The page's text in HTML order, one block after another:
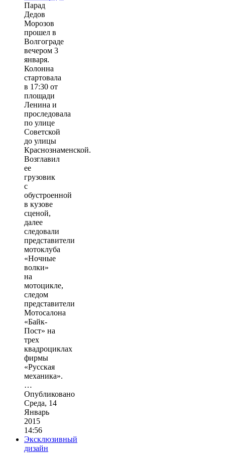
Парад
Дедов
Морозов
прошел в
Волгограде
вечером 3
января.
Колонна
стартовала
в 17:30 от
площади
Ленина и
проследовала
по улице
Советской
до улицы
Краснознаменской.
Возглавил
ее
грузовик
с
обустроенной
в кузове
сценой,
далее
следовали
представители
мотоклуба
«Ночные
волки»
на
мотоцикле,
следом
представители
Мотосалона
«Байк-
Пост» на
трех
квадроциклах
фирмы
«Русская
механика».
…
Опубликовано
Среда, 14
Январь
2015
14:56
Эксклюзивный
дизайн